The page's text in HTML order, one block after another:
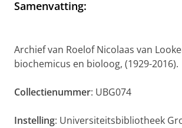
Samenvatting:
Archief van Roelof Nicolaas van
biochemicus en bioloog, (1929-2016).
Collectienummer: UBG074
Instelling: Universiteitsbibliotheek